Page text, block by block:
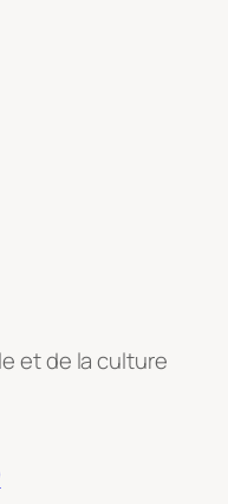
et de la culture